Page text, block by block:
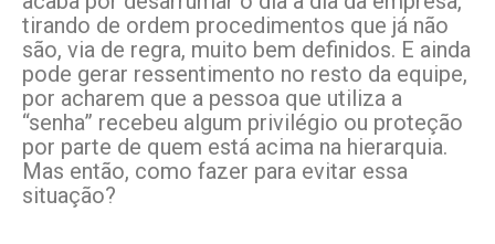
tirando de ordem procedimentos que já não
são, via de regra, muito bem definidos. E ainda
pode gerar ressentimento no resto da equipe,
por acharem que a pessoa que utiliza a
“senha” recebeu algum privilégio ou proteção
por parte de quem está acima na hierarquia.
Mas então, como fazer para evitar essa
situação?